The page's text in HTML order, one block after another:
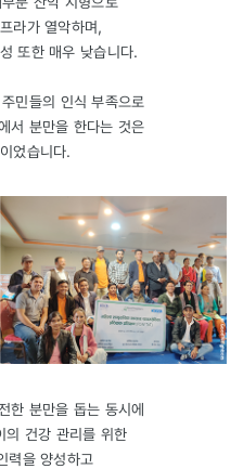
라가 열악하며,
또한 매우 낮습니다.
민들의 인식 부족으로
서 분만을 한다는 것은
었습니다.
한 분만을 돕는 동시에
의 건강 관리를 위한
력을 양성하고